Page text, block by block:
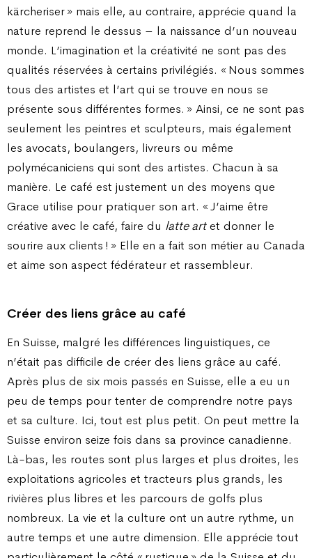
kärcheriser » mais elle, au contraire, apprécie quand la
nature reprend le dessus – la naissance d’un nouveau
monde. L’imagination et la créativité ne sont pas des
qualités réservées à certains privilégiés. « Nous sommes
tous des artistes et l’art qui se trouve en nous se
présente sous différentes formes. » Ainsi, ce ne sont pas
seulement les peintres et sculpteurs, mais également
les avocats, boulangers, livreurs ou même
polymécaniciens qui sont des artistes. Chacun à sa
manière. Le café est justement un des moyens que
Grace utilise pour pratiquer son art. « J’aime être
créative avec le café, faire du latte artet donner le
sourire aux clients ! » Elle en a fait son métier au Canada
et aime son aspect fédérateur et rassembleur.
Créer des liens grâce au café
En Suisse, malgré les différences linguistiques, ce
n’était pas difficile de créer des liens grâce au café.
Après plus de six mois passés en Suisse, elle a eu un
peu de temps pour tenter de comprendre notre pays
et sa culture. Ici, tout est plus petit. On peut mettre la
Suisse environ seize fois dans sa province canadienne.
Là-bas, les routes sont plus larges et plus droites, les
exploitations agricoles et tracteurs plus grands, les
rivières plus libres et les parcours de golfs plus
nombreux. La vie et la culture ont un autre rythme, un
autre temps et une autre dimension. Elle apprécie tout